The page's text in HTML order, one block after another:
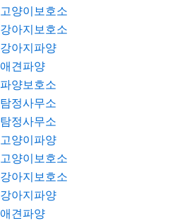
고양이보호소
강아지보호소
강아지파양
애견파양
파양보호소
탐정사무소
탐정사무소
고양이파양
고양이보호소
강아지보호소
강아지파양
애견파양